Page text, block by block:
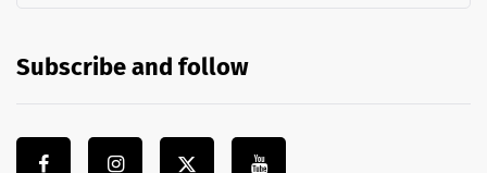
Subscribe and follow